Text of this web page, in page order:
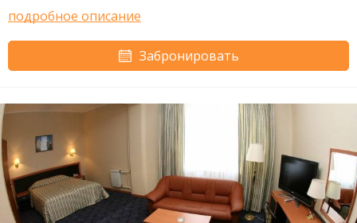
подробное описание
Забронировать